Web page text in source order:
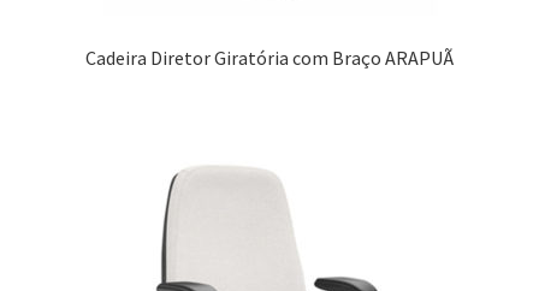
Cadeira Diretor Giratória com Braço ARAPUÃ